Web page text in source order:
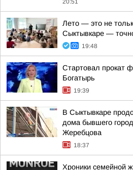
20:51
Лето — это не
Сыктывкаре —
19:48
Стартовал прокат
Богатырь
19:39
В Сыктывкаре
дома бывшего
Жеребцова
18:37
Хроники семейной